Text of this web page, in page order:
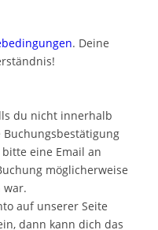
. Deine
du nicht innerhalb
eine Email an
möglicherweise
war.
auf unserer Seite
dann kann dich das